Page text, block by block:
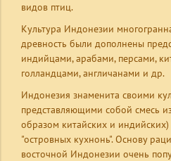
видов птиц.
Культура Индонезии
древность были дополнены
индийцами, арабами, персами,
голландцами, англичанами и др.
Индонезия знаменита своими
представляющими собой смесь
образом китайских и
"островных кухнонь". Основу
восточной Индонезии очень